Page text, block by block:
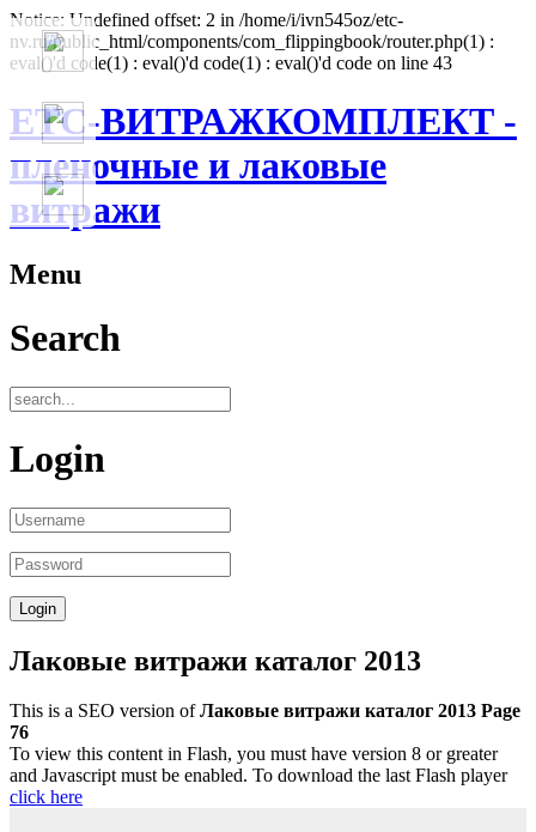
Notice: Undefined offset: 2 in /home/i/ivn545oz/etc-
nv.ru/public_html/components/com_flippingbook/router.php(1) :
eval()'d code(1) : eval()'d code(1) : eval()'d code on line 43
ЕТС-ВИТРАЖКОМПЛЕКТ -
пленочные и лаковые
витражи
Menu
Search
Login
Лаковые витражи каталог 2013
This is a SEO version ofЛаковые витражи каталог 2013 Page
76
To view this content in Flash, you must have version 8 or greater
and Javascript must be enabled. To download the last Flash player
click here